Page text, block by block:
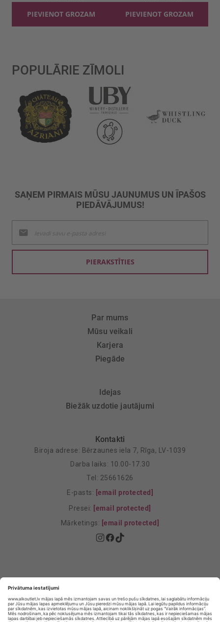
PIEVIENOT GROZAM PIEVIENOT GROZAM
POPULĀRIE ZĪMOLI
SAŅEM PIRMAIS MŪSU JAUNUMUS UN ĪPAŠOS
PIEDĀVĀJUMUS!
jaunumu
saņemšanai:
PIERAKSTĪTIES
Par mums
Mūsu veikali
Karjera
Piegāde
Idejas
Biežāk uzdotie jautājumi
Kontakti
Biroja adrese: Bērzaunes iela 7, Rīga, LV-1039
Darba laiks: 10.00-17.30
Tel: 25661626
E-pasts: [email protected]
Presei: [email protected]
Mārketings: [email protected]
Privātuma Iestatījumi
E-veikala lietošanas noteikumi